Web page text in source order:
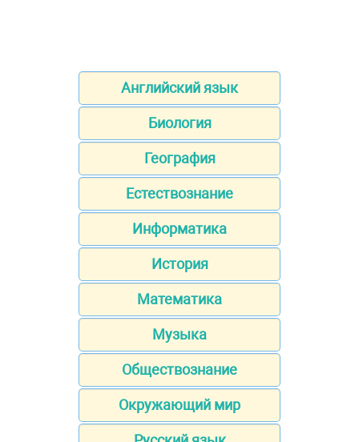
Английский язык
Биология
География
Естествознание
Информатика
История
Математика
Музыка
Обществознание
Окружающий мир